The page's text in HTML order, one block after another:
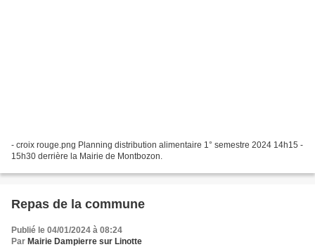
- croix rouge.png Planning distribution alimentaire 1° semestre 2024 14h15 -
15h30 derrière la Mairie de Montbozon.
Repas de la commune
Publié le 04/01/2024 à 08:24
Par Mairie Dampierre sur Linotte